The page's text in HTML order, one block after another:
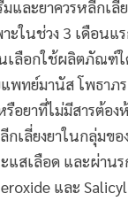
และยาควรหลีกเ
าะในช่วง 3 เดือ
นเลือกใช้ผลิตภัณ
พทย์มานัส โพธา
รือยาที่ไม่มีสารต้
กเลี่ยงยาในกลุ่ม
แสเลือด และผ่าน
และ